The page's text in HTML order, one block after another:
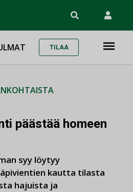
TILAA
päästää homeen
syy löytyy
kautta tilasta
hajuista ja